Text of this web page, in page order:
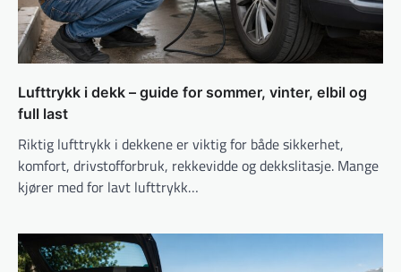
Lufttrykk i dekk – guide for sommer, vinter, elbil og
full last
Riktig lufttrykk i dekkene er viktig for både sikkerhet,
komfort, drivstofforbruk, rekkevidde og dekkslitasje. Mange
kjører med for lavt lufttrykk…